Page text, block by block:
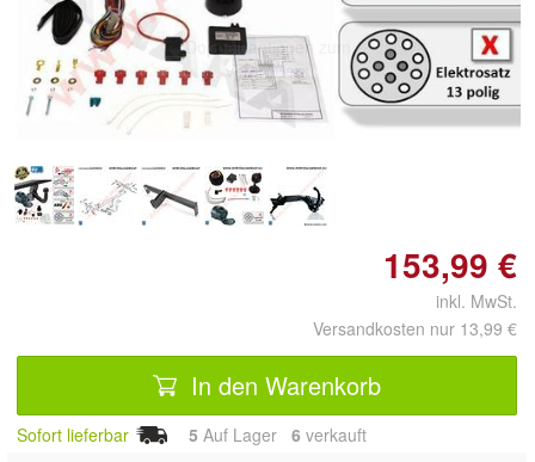
Doppelt antippen zum
vergrößern
153,99 €
inkl. MwSt.
Versandkosten nur 13,99 €
In den Warenkorb
Sofort lieferbar 5 Auf Lager 6 verkauft